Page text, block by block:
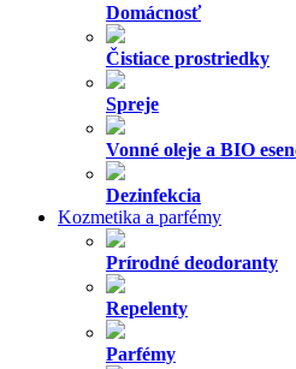
Domácnosť
Čistiace prostriedky
Spreje
Vonné oleje a BIO
Dezinfekcia
Kozmetika a parfémy
Prírodné deodoranty
Repelenty
Parfémy